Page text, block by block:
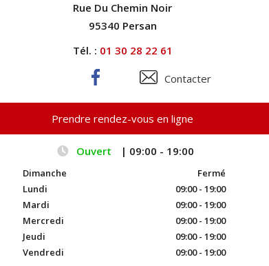
Rue Du Chemin Noir
95340 Persan
Tél. : 01 30 28 22 61
Contacter
Prendre rendez-vous en ligne
Ouvert | 09:00 - 19:00
Dimanche
Fermé
Lundi
09:00 - 19:00
Mardi
09:00 - 19:00
Mercredi
09:00 - 19:00
Jeudi
09:00 - 19:00
Vendredi
09:00 - 19:00